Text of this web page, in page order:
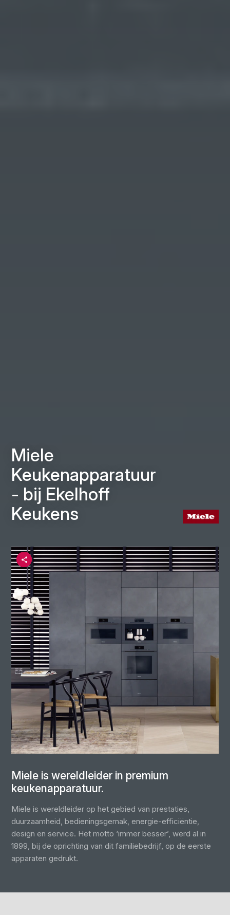
Miele
Keukenapparatuur
- bij Ekelhoff
Keukens
Miele is wereldleider in premium
keukenapparatuur.
Miele is wereldleider op het gebied van prestaties,
duurzaamheid, bedieningsgemak, energie-efficiëntie,
design en service. Het motto ‘immer besser’, werd al in
1899, bij de oprichting van dit familiebedrijf, op de eerste
apparaten gedrukt.